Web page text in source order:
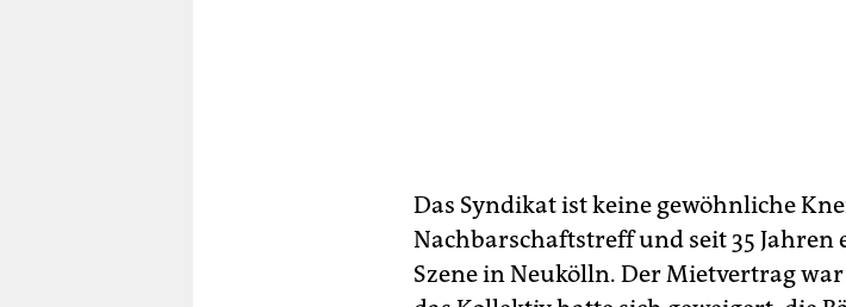
Das Syndikat ist keine gewöhnliche
Nachbarschaftstreff und seit 35
Szene in Neukölln. Der Mietvertrag